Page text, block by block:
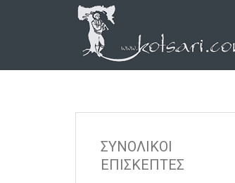
ΣΥΝΟΛΙΚΟΙ
ΕΠΙΣΚΕΠΤΕΣ